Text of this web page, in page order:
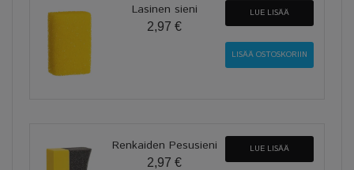
Lasinen sieni
2,97 €
LUE LISÄÄ
Renkaiden Pesusieni
2,97 €
LUE LISÄÄ